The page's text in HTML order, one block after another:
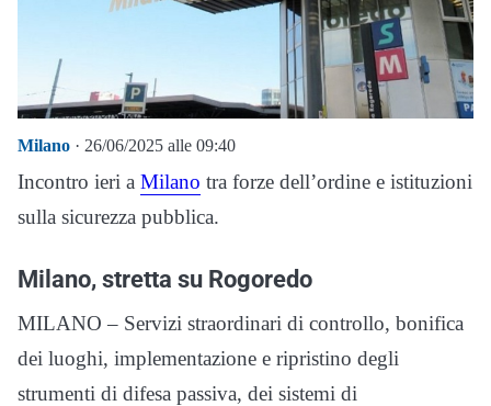
Milano · 26/06/2025 alle 09:40
Incontro ieri a Milano tra forze dell’ordine e istituzioni
sulla sicurezza pubblica.
Milano, stretta su Rogoredo
MILANO – Servizi straordinari di controllo, bonifica
dei luoghi, implementazione e ripristino degli
strumenti di difesa passiva, dei sistemi di